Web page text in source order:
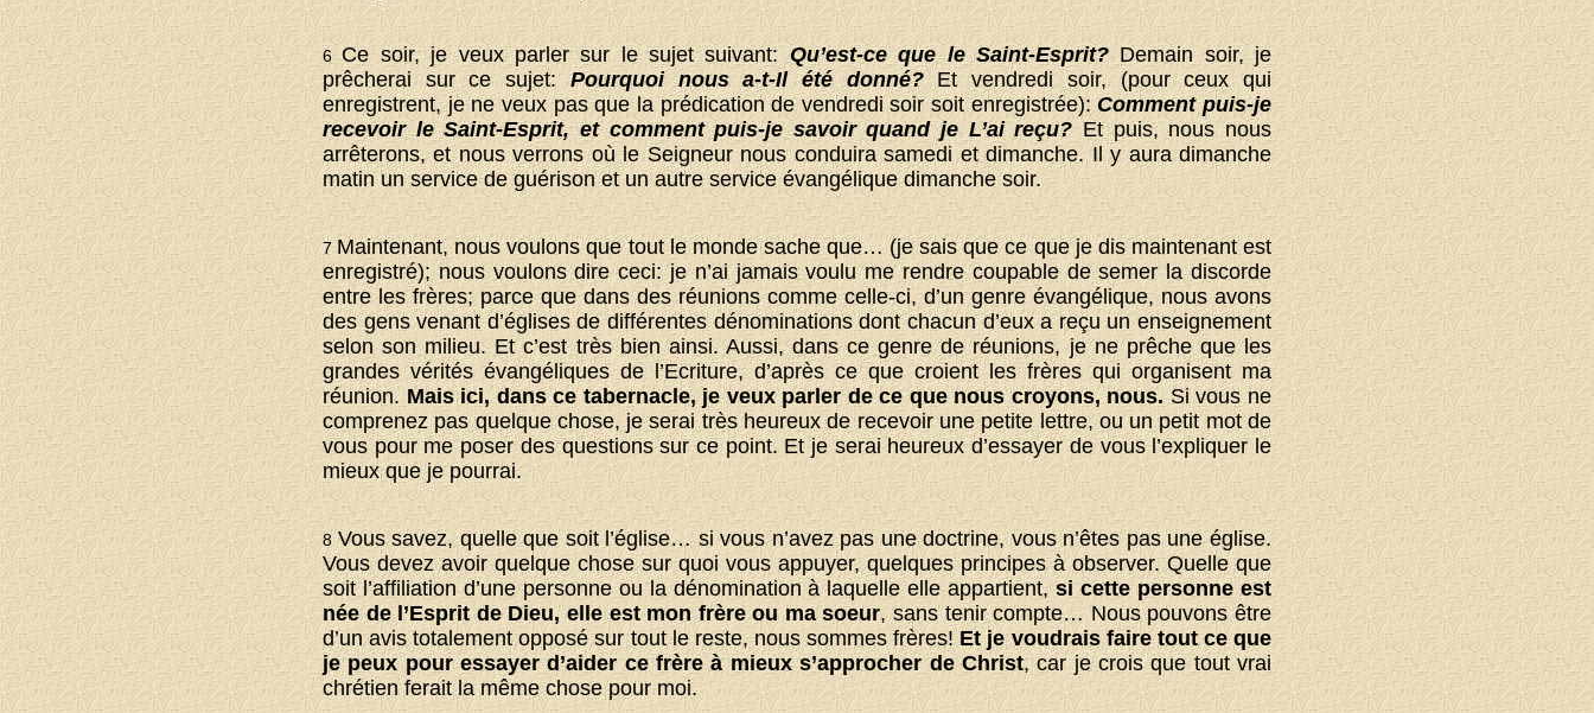
6Ce soir, je veux parler sur le sujet suivant:Qu’est-ce que le Saint-Esprit?Demain soir, je
prêcherai sur ce sujet:Pourquoi nous a-t-Il été donné?Et vendredi soir, (pour ceux qui
enregistrent, je ne veux pas que la prédication de vendredi soir soit enregistrée):Comment puis-je
recevoir le Saint-Esprit, et comment puis-je savoir quand je L’ai reçu? Et puis, nous nous
arrêterons, et nous verrons où le Seigneur nous conduira samedi et dimanche. Il y aura dimanche
matin un service de guérison et un autre service évangélique dimanche soir.
7Maintenant, nous voulons que tout le monde sache que… (je sais que ce que je dis maintenant est
enregistré); nous voulons dire ceci: je n’ai jamais voulu me rendre coupable de semer la discorde
entre les frères; parce que dans des réunions comme celle-ci, d’un genre évangélique, nous avons
des gens venant d’églises de différentes dénominations dont chacun d’eux a reçu un enseignement
selon son milieu. Et c’est très bien ainsi. Aussi, dans ce genre de réunions, je ne prêche que les
grandes vérités évangéliques de l’Ecriture, d’après ce que croient les frères qui organisent ma
réunion.Mais ici, dans ce tabernacle, je veux parler de ce que nous croyons, nous. Si vous ne
comprenez pas quelque chose, je serai très heureux de recevoir une petite lettre, ou un petit mot de
vous pour me poser des questions sur ce point. Et je serai heureux d’essayer de vous l’expliquer le
mieux que je pourrai.
8Vous savez, quelle que soit l’église… si vous n’avez pas une doctrine, vous n’êtes pas une église.
Vous devez avoir quelque chose sur quoi vous appuyer, quelques principes à observer. Quelle que
soit l’affiliation d’une personne ou la dénomination à laquelle elle appartient,si cette personne est
née de l’Esprit de Dieu, elle est mon frère ou ma soeur, sans tenir compte… Nous pouvons être
d’un avis totalement opposé sur tout le reste, nous sommes frères!Et je voudrais faire tout ce que
je peux pour essayer d’aider ce frère à mieux s’approcher de Christ, car je crois que tout vrai
chrétien ferait la même chose pour moi.